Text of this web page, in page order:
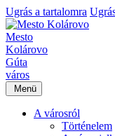
Ugrás a tartalomra
Mesto
Kolárovo
Gúta
város
Menü
A városról
Történelem